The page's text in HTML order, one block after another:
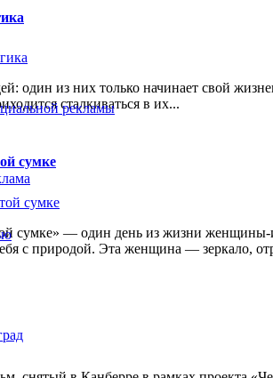
один из них только начинает свой
сталкиваться в их...
сумке
сумке» — один день из жизни женщины-
с природой. Эта женщина — зеркало,